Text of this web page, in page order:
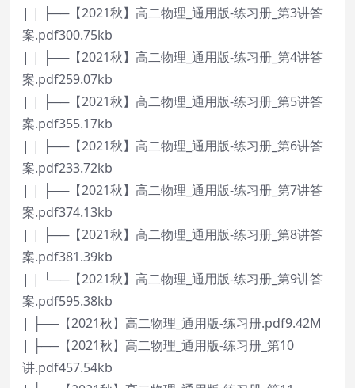
| | ├──【2021秋】高二物理_通用版-练习册_第3讲答
案.pdf300.75kb
| | ├──【2021秋】高二物理_通用版-练习册_第4讲答
案.pdf259.07kb
| | ├──【2021秋】高二物理_通用版-练习册_第5讲答
案.pdf355.17kb
| | ├──【2021秋】高二物理_通用版-练习册_第6讲答
案.pdf233.72kb
| | ├──【2021秋】高二物理_通用版-练习册_第7讲答
案.pdf374.13kb
| | ├──【2021秋】高二物理_通用版-练习册_第8讲答
案.pdf381.39kb
| | └──【2021秋】高二物理_通用版-练习册_第9讲答
案.pdf595.38kb
| ├──【2021秋】高二物理_通用版-练习册.pdf9.42M
| ├──【2021秋】高二物理_通用版-练习册_第10
讲.pdf457.54kb